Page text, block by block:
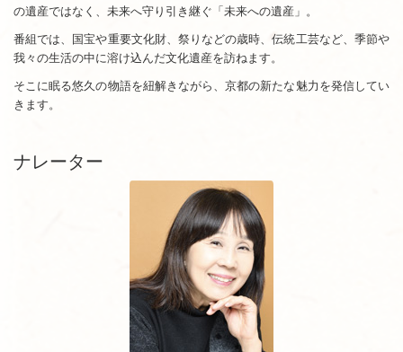
の遺産ではなく、未来へ守り引き継ぐ「未来への遺産」。
番組では、国宝や重要文化財、祭りなどの歳時、伝統工芸など、季節や
我々の生活の中に溶け込んだ文化遺産を訪ねます。
そこに眠る悠久の物語を紐解きながら、京都の新たな魅力を発信してい
きます。
ナレーター